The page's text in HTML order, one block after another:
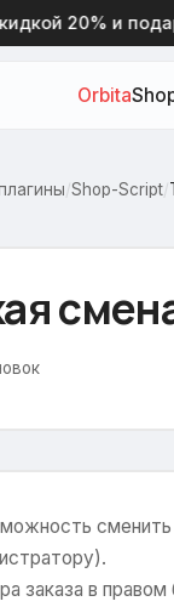
20% и
Orbita
/Shop-Script/
заказа в